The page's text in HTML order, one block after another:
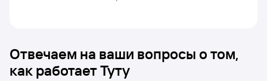
Отвечаем на ваши вопросы о том,
как работает Туту